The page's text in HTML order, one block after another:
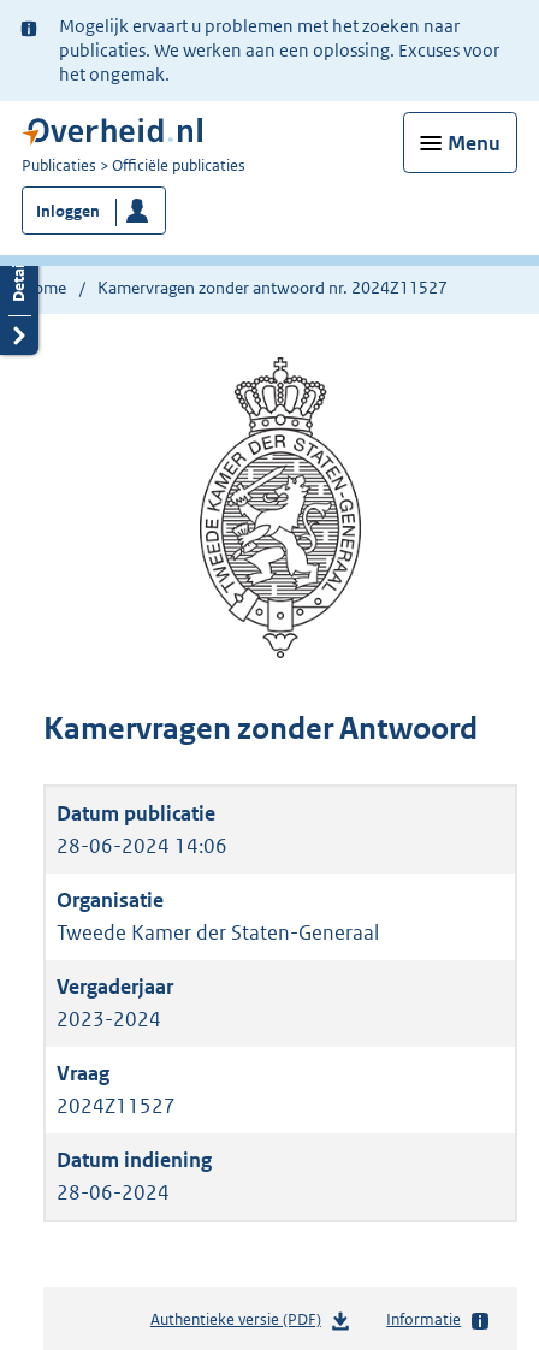
Ter
informatie:
Mogelijk ervaart u problemen met het zoeken naar
publicaties. We werken aan een oplossing. Excuses voor
het ongemak.
Menu
U
bent
nu
hier:
Publicaties Officiële publicaties
Inloggen
Home Kamervragen zonder antwoord nr. 2024Z11527
Kamervragen zonder Antwoord
28-06-2024 14:06
Tweede Kamer der Staten-Generaal
2023-2024
2024Z11527
28-06-2024
Authentieke versie (PDF)b
Informatie